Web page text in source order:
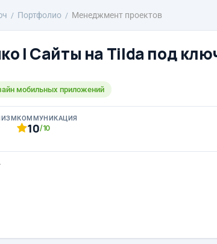
Портфолио Менеджмент проектов
| Сайты на Tilda под
мобильных приложений
КОММУНИКАЦИЯ
10/10